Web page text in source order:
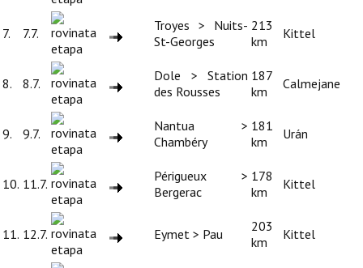
7. 7.7.
Troyes > Nuits-
St-Georges
213
km
Kittel
8. 8.7.
Dole > Station
des Rousses
187
km
Calmejane
9. 9.7.
Nantua >
Chambéry
181
km
Urán
10. 11.7.
Périgueux >
Bergerac
178
km
Kittel
11. 12.7. Eymet > Pau
203
km
Kittel